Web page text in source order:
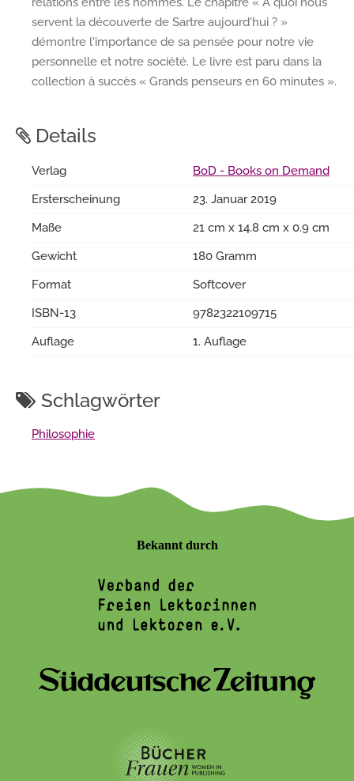
servent la découverte de Sartre aujourd'hui ? »
démontre l'importance de sa pensée pour notre vie
personnelle et notre société. Le livre est paru dans la
collection à succès « Grands penseurs en 60 minutes ».
Details
Verlag
BoD - Books on Demand
Ersterscheinung
23. Januar 2019
Maße
21 cm x 14.8 cm x 0.9 cm
Gewicht
180 Gramm
Format
Softcover
ISBN-13
9782322109715
Auflage
1. Auflage
Schlagwörter
Philosophie
Bekannt durch